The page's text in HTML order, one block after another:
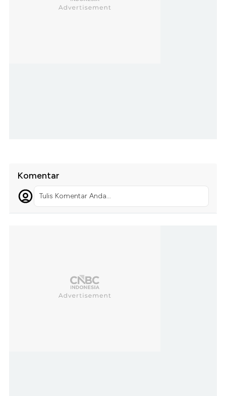
Komentar
Tulis Komentar Anda...